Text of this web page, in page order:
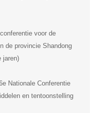
voor de
de provincie Shandong
jaren)
Nationale Conferentie
en tentoonstelling